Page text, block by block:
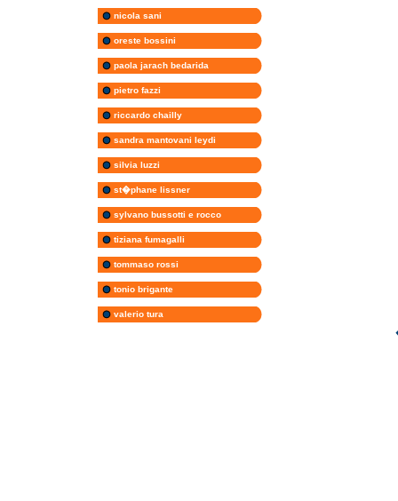
nicola sani
oreste bossini
paola jarach bedarida
pietro fazzi
riccardo chailly
sandra mantovani leydi
silvia luzzi
st�phane lissner
sylvano bussotti e rocco
tiziana fumagalli
tommaso rossi
tonio brigante
valerio tura